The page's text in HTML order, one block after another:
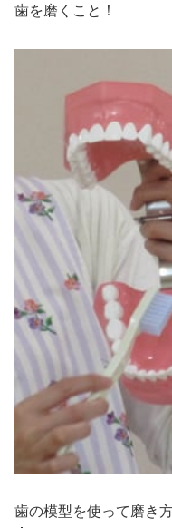
歯を磨くこと！
歯の模型を使って磨き